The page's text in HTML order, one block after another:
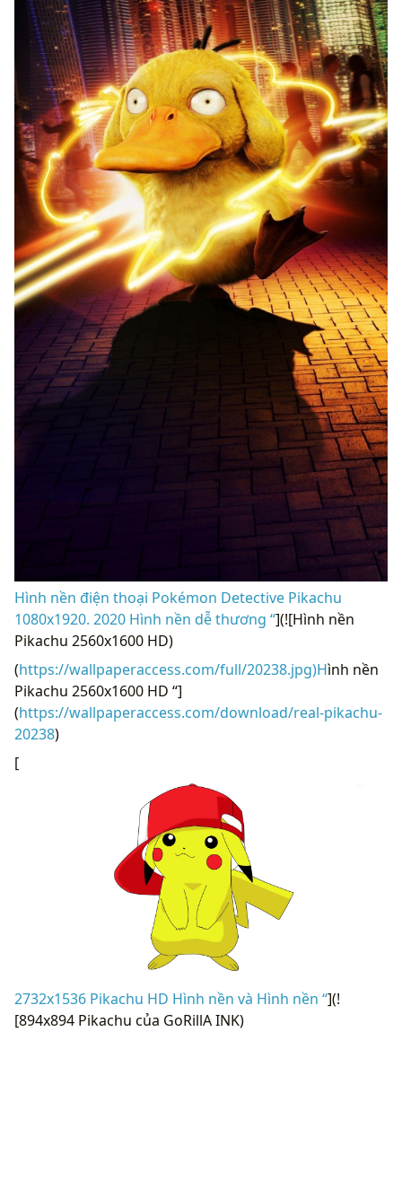
Hình nền điện thoại Pokémon Detective Pikachu
1080x1920. 2020 Hình nền dễ thương “](![Hình nền
Pikachu 2560x1600 HD)
(https://wallpaperaccess.com/full/20238.jpg)Hình nền
Pikachu 2560x1600 HD “]
(https://wallpaperaccess.com/download/real-pikachu-
20238)
[
2732x1536 Pikachu HD Hình nền và Hình nền “](!
[894x894 Pikachu của GoRillA INK)